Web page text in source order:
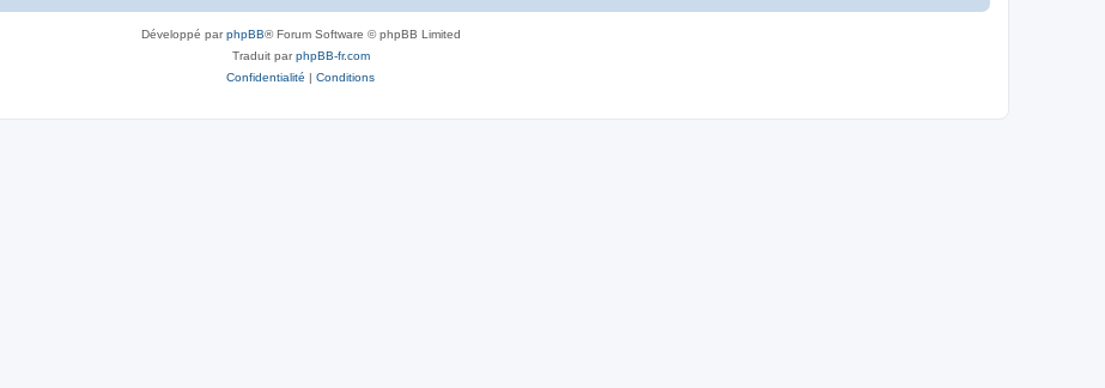
Développé parphpBB® Forum Software © phpBB Limited
Traduit parphpBB-fr.com
Confidentialité | Conditions